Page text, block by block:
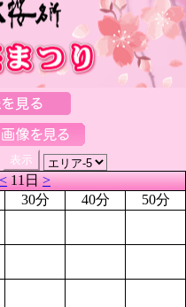
<11日>
30分 40分
50分